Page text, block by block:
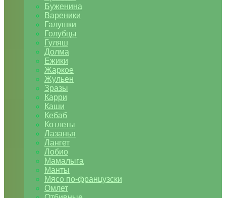
Буженина
Вареники
Галушки
Голубцы
Гуляш
Долма
Ежики
Жаркое
Жульен
Зразы
Карри
Каши
Кебаб
Котлеты
Лазанья
Лангет
Лобио
Мамалыга
Манты
Мясо по-французски
Омлет